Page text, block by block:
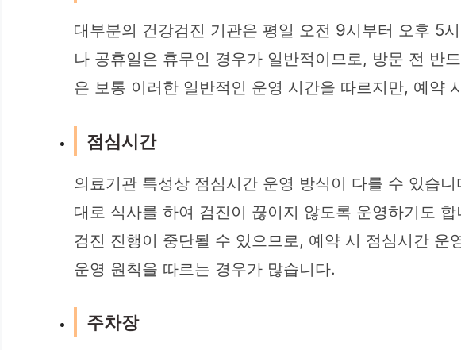
대부분의 건강검진 기관은 평일 오전 9시부터 오후 5
나 공휴일은 휴무인 경우가 일반적이므로, 방문 전 반
은 보통 이러한 일반적인 운영 시간을 따르지만, 예약
점심시간
의료기관 특성상 점심시간 운영 방식이 다를 수 있습
대로 식사를 하여 검진이 끊이지 않도록 운영하기도
검진 진행이 중단될 수 있으므로, 예약 시 점심시간
운영 원칙을 따르는 경우가 많습니다.
주차장